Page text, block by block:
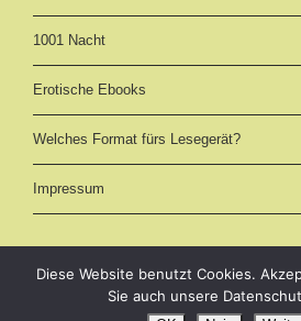
1001 Nacht
Erotische Ebooks
Welches Format fürs Lesegerät?
Impressum
eBooks kostenlos downloaden als EPUB,
Diese Website benutzt Cookies.
Sie auch unsere